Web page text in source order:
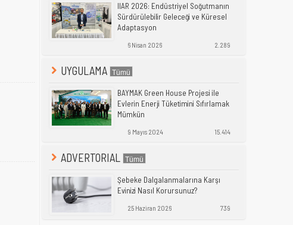
IIAR 2026: Endüstriyel Soğutmanın
Sürdürülebilir Geleceği ve Küresel
Adaptasyon
6 Nisan 2026 2.289
UYGULAMA
BAYMAK Green House Projesi ile
Evlerin Enerji Tüketimini Sıfırlamak
Mümkün
9 Mayıs 2024 15.414
ADVERTORIAL
Şebeke Dalgalanmalarına Karşı
Evinizi Nasıl Korursunuz?
25 Haziran 2026 739